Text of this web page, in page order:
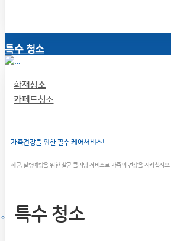
특수 청소
화재청소
카페트청소
가족건강을 위한 필수 케어서비스!
세균, 질병예방을 위한 살균 클리닝 서비스로 가족의 건강을 지키십시오.
특수 청소